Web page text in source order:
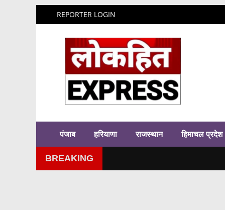
REPORTER LOGIN
पंजाब हरियाणा राजस्थान हिमाचल प्रदेश
BREAKING